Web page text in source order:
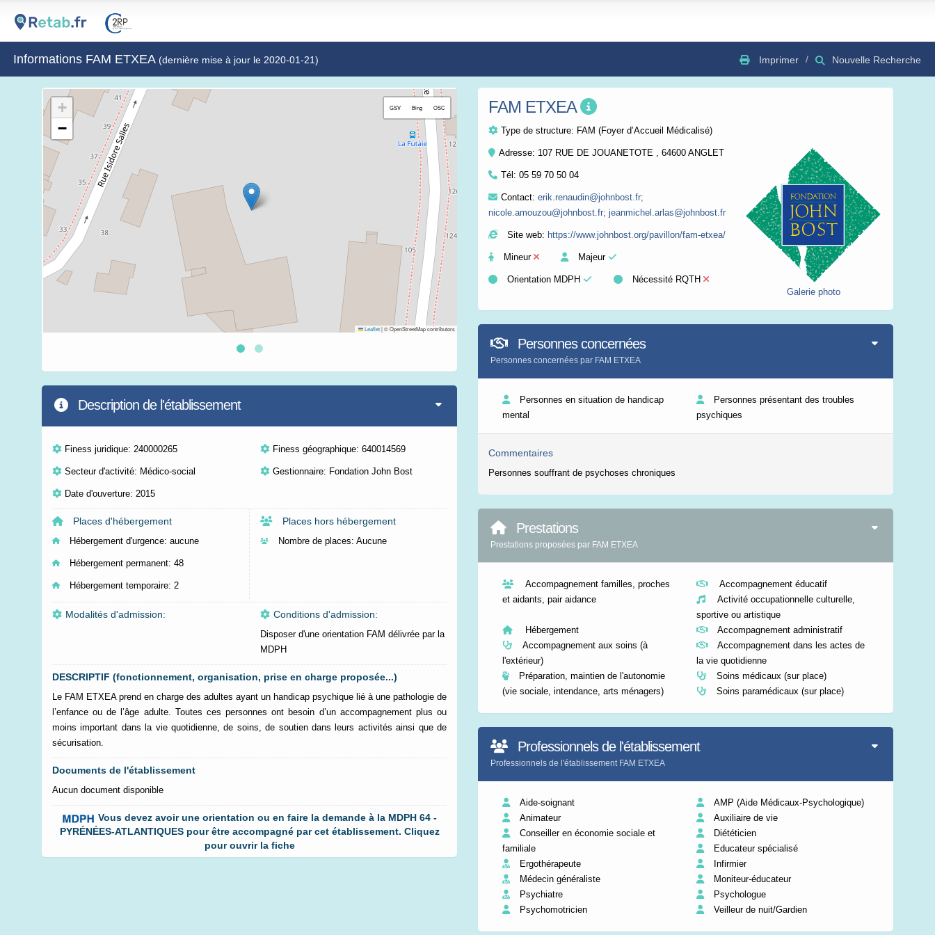
Informations FAM ETXEA (dernière mise à jour le 2020-01-21) Imprimer Nouvelle Recherche
+
−
GSV Bing OSC
Leaflet|© OpenStreetMap contributors
Description de l'établissement
Finess juridique: 240000265 Finess géographique: 640014569
Secteur d'activité: Médico-social Gestionnaire: Fondation John Bost
Date d'ouverture: 2015
Places d'hébergement
Hébergement d'urgence: aucune
Hébergement permanent: 48
Hébergement temporaire: 2
Places hors hébergement
Nombre de places: Aucune
Modalités d'admission: Conditions d'admission:
Disposer d'une orientation FAM délivrée par la
MDPH
DESCRIPTIF (fonctionnement, organisation, prise en charge proposée...)
Le FAM ETXEA prend en charge des adultes ayant un handicap psychique lié à une pathologie de
l’enfance ou de l’âge adulte. Toutes ces personnes ont besoin d’un accompagnement plus ou
moins important dans la vie quotidienne, de soins, de soutien dans leurs activités ainsi que de
sécurisation.
Documents de l'établissement
Aucun document disponible
Vous devez avoir une orientation ou en faire la demande à la MDPH 64 -
PYRÉNÉES-ATLANTIQUES pour être accompagné par cet établissement. Cliquez
pour ouvrir la fiche
FAM ETXEA
Type de structure: FAM (Foyer d’Accueil Médicalisé)
Galerie photo
Adresse: 107 RUE DE JOUANETOTE , 64600 ANGLET
Tél: 05 59 70 50 04
Contact: erik.renaudin@johnbost.fr;
nicole.amouzou@johnbost.fr; jeanmichel.arlas@johnbost.fr
Site web: https://www.johnbost.org/pavillon/fam-etxea/
Mineur Majeur
Orientation MDPH Nécessité RQTH
Personnes concernées
Personnes concernées par FAM ETXEA
Personnes en situation de handicap
mental
Personnes présentant des troubles
psychiques
Commentaires
Personnes souffrant de psychoses chroniques
Prestations
Prestations proposées par FAM ETXEA
Accompagnement familles, proches
et aidants, pair aidance
Accompagnement éducatif
Activité occupationnelle culturelle,
sportive ou artistique
Hébergement
Accompagnement administratif
Accompagnement aux soins (à
l'extérieur)
Accompagnement dans les actes de
la vie quotidienne
Préparation, maintien de l'autonomie
(vie sociale, intendance, arts ménagers)
Soins médicaux (sur place)
Soins paramédicaux (sur place)
Professionnels de l'établissement
Professionnels de l'établissement FAM ETXEA
Aide-soignant
AMP (Aide Médicaux-Psychologique)
Animateur
Auxiliaire de vie
Conseiller en économie sociale et
familiale
Diététicien
Educateur spécialisé
Ergothérapeute
Infirmier
Médecin généraliste
Moniteur-éducateur
Psychiatre
Psychologue
Psychomotricien
Veilleur de nuit/Gardien